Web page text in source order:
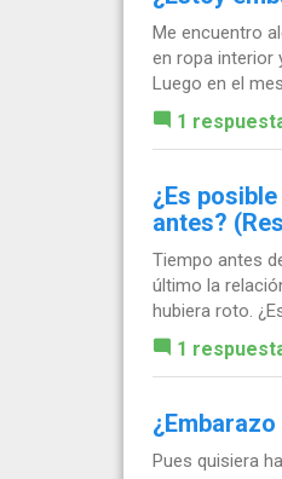
Me encuentro
en ropa interior
Luego en el
1
¿Es
antes?
Tiempo antes
último la
hubiera roto.
1
Pues quisiera